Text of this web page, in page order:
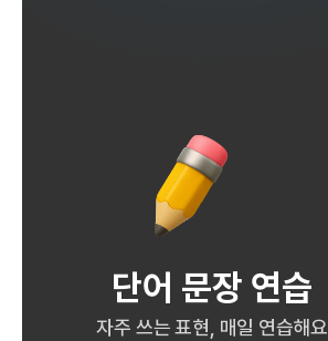
단어 문장 연습
자주 쓰는 표현, 매일 연습해요